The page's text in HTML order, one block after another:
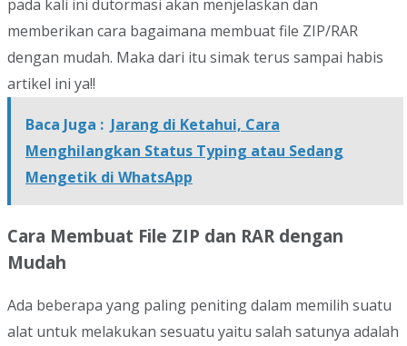
pada kali ini dutormasi akan menjelaskan dan
memberikan cara bagaimana membuat file ZIP/RAR
dengan mudah. Maka dari itu simak terus sampai habis
artikel ini ya!!
Baca Juga : Jarang di Ketahui, Cara
Menghilangkan Status Typing atau Sedang
Mengetik di WhatsApp
Cara Membuat File ZIP dan RAR dengan
Mudah
Ada beberapa yang paling peniting dalam memilih suatu
alat untuk melakukan sesuatu yaitu salah satunya adalah